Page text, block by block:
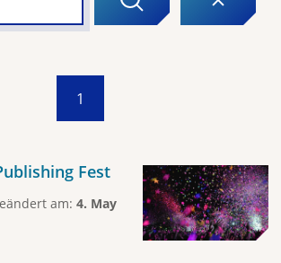
1
Fest
am: 4. May